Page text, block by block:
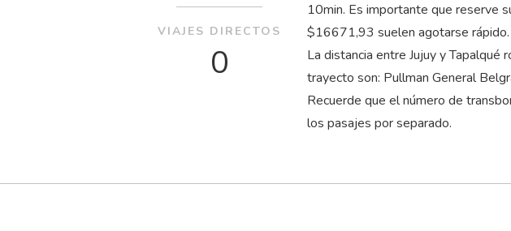
10min. Es importante que reserve
$16671,93 suelen agotarse rápido.
La distancia entre Jujuy y
trayecto son: Pullman General
Recuerde que el número de
los pasajes por separado.
VIAJES DIRECTOS
0